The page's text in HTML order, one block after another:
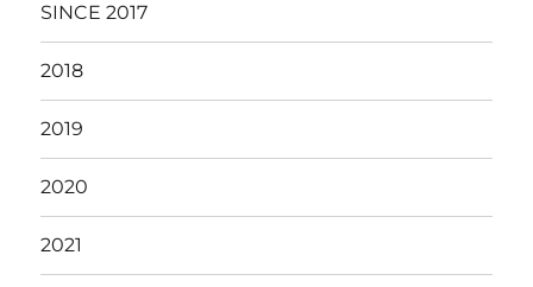
SINCE 2017
2018
2019
2020
2021